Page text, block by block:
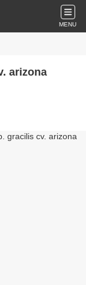
MENU
arizona